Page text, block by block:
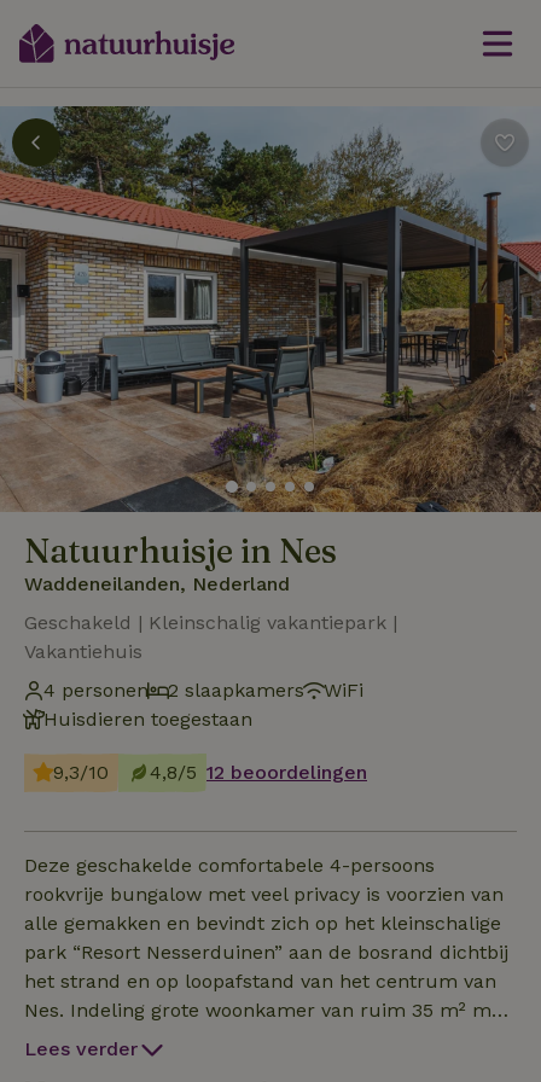
Natuurhuisje in Nes
Waddeneilanden, Nederland
Geschakeld | Kleinschalig vakantiepark |
Vakantiehuis
4 personen
2 slaapkamers
WiFi
Huisdieren toegestaan
9,3/10 4,8/5 12 beoordelingen
Deze geschakelde comfortabele 4-persoons
rookvrije bungalow met veel privacy is voorzien van
alle gemakken en bevindt zich op het kleinschalige
park “Resort Nesserduinen” aan de bosrand dichtbij
het strand en op loopafstand van het centrum van
Nes. Indeling grote woonkamer van ruim 35 m² met
open keuken. Twee slaapkamers met boxsprings en
Lees verder